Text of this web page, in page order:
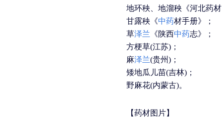
地环秧、地溜秧《河北药
甘露秧《中药材手册》；
草泽兰 《陕西中药志》；
方梗草(江苏)；
麻泽兰(贵州)；
矮地瓜儿苗(吉林)；
野麻花(内蒙古)。
【药材图片】